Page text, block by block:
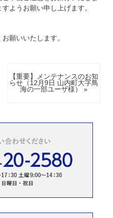
ようお願い申し上げます。
願いいたします。
【重要】メンテナンスのお知
らせ（12月9日 山内町大字鳥
海の一部ユーザ様） »